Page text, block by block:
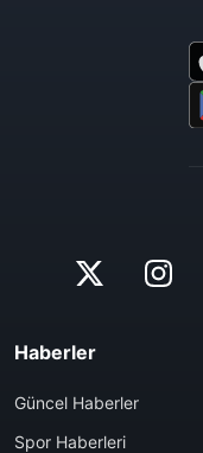
Haberler
Güncel Haberler
Spor Haberleri